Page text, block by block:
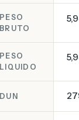
PESO
BRUTO
PESO
LIQUIDO
DUN